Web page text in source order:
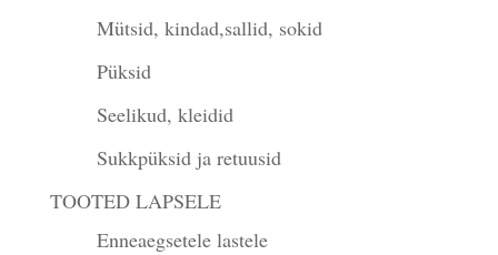
Mütsid, kindad,sallid, sokid
Püksid
Seelikud, kleidid
Sukkpüksid ja retuusid
TOOTED LAPSELE
Enneaegsetele lastele